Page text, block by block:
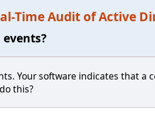
Time Audit of Active
Your software indicates that
this?